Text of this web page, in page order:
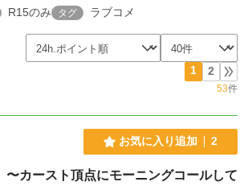
R15のみ タグ ラブコメ
1 2
53件
お気に入り追加 2
カースト頂点にモーニングコールして